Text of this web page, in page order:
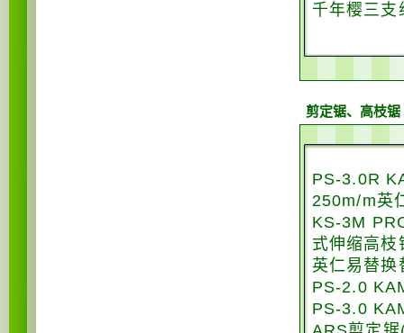
千年樱三支
剪定锯、高枝锯
PS-3.0R
250m/m英
KS-3M
式伸缩高枝
英仁易替换
PS-2.0
PS-3.0